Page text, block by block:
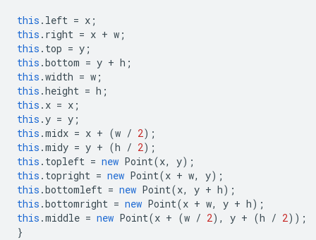
this . left = x ;
this . right = x + w ;
this . top = y ;
this .bottom = y + h ;
this .width = w ;
this .height = h ;
this . x = x ;
this .y = y ;
this .midx = x + (w / 2);
this .midy = y + (h / 2);
this . topleft = new Point(x, y);
this . topright = new Point(x + w, y);
this .bottomleft = new Point(x, y + h);
this .bottomright = new Point(x + w, y + h);
this .middle = new Point(x + (w / 2), y + (h / 2));
}